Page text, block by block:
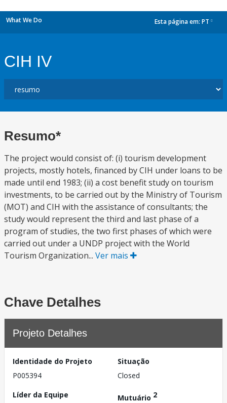
What We Do Esta página em: PT
CIH IV
Resumo*
The project would consist of: (i) tourism development
projects, mostly hotels, financed by CIH under loans to be
made until end 1983; (ii) a cost benefit study on tourism
investments, to be carried out by the Ministry of Tourism
(MOT) and CIH with the assistance of consultants; the
study would represent the third and last phase of a
program of studies, the two first phases of which were
carried out under a UNDP project with the World
Tourism Organization... Ver mais
Chave Detalhes
Projeto Detalhes
Identidade do Projeto
P005394
Situação
Closed
Líder da Equipe
Mutuário 2